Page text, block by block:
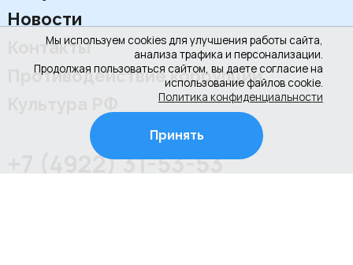
Мы используем cookies для улучшения работы сайта,
анализа трафика и персонализации.
Продолжая пользоваться сайтом, вы даете согласие на
использование файлов cookie.
Политика конфиденциальности
Принять
Новости
Контакты
Противодействие коррупции
+7 (4922) 31-53-53